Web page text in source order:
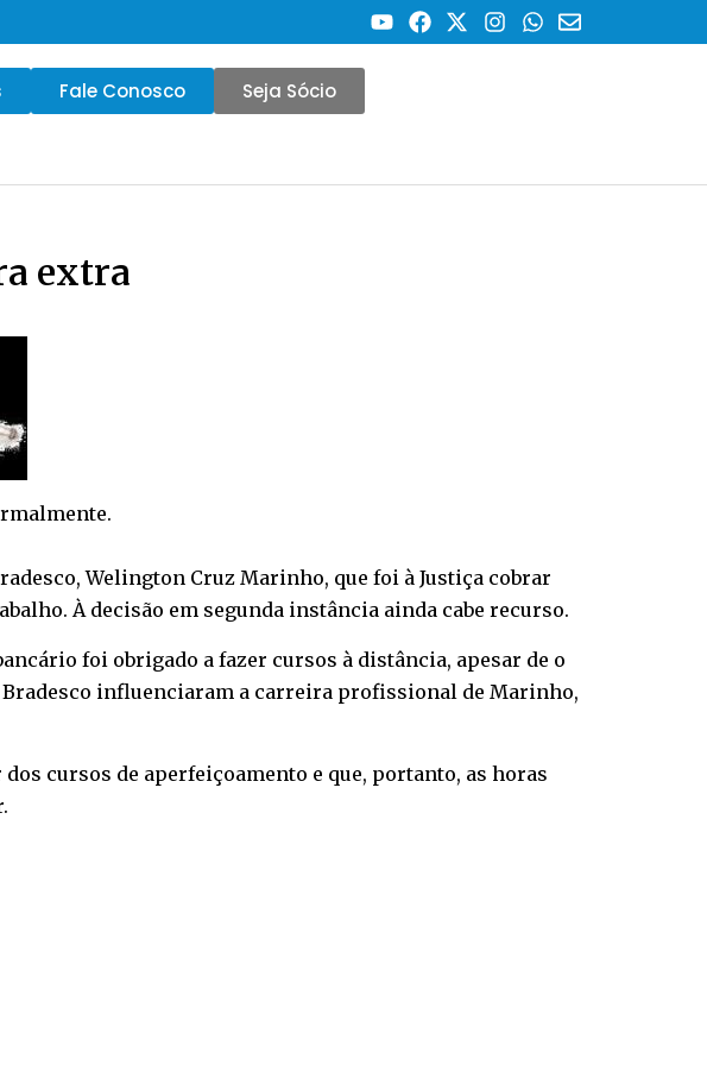
Fale Conosco Seja Sócio
extra
Welington Cruz Marinho, que foi à Justiça cobrar
À decisão em segunda instância ainda cabe recurso.
foi obrigado a fazer cursos à distância, apesar de o
influenciaram a carreira profissional de Marinho,
cursos de aperfeiçoamento e que, portanto, as horas